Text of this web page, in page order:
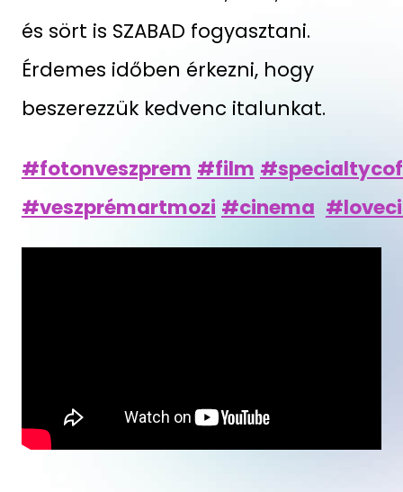
és sört is SZABAD fogyasztani.
Érdemes időben érkezni, hogy
beszerezzük kedvenc italunkat.
#fotonveszprem #film
#veszprémartmozi #cinema